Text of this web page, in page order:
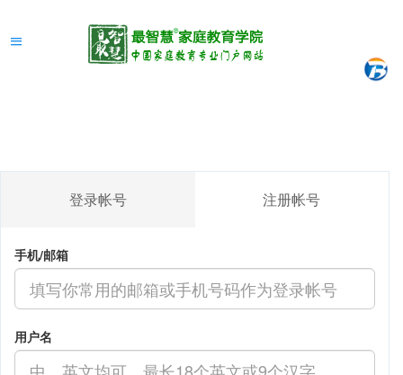
登录帐号 注册帐号
手机/邮箱
用户名